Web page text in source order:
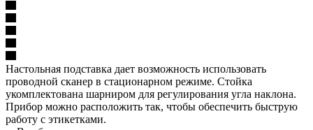
Настольная подставка дает возможность использовать
проводной сканер в стационарном режиме. Стойка
укомплектована шарниром для регулирования угла наклона.
Прибор можно расположить так, чтобы обеспечить быструю
работу с этикетками.